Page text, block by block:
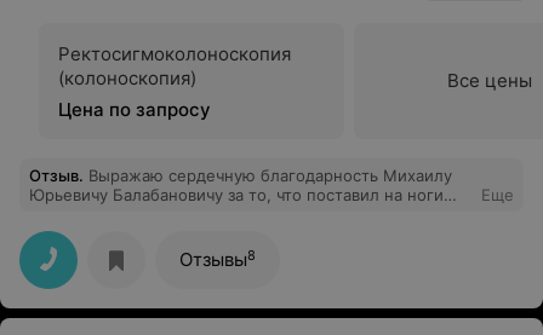
Ректосигмоколоноскопия
(колоноскопия)
Цена по запросу
Все цены
Отзыв. Выражаю сердечную благодарность Михаилу
Юрьевичу Балабановичу за то, что поставил на ноги
квалифицированной консультации на высоком
профессиональном уровне и последующего лечения,
мама в прежней активной форме. Михаил Юрьевич, Вы
продлеваете радость жизни людям. Пусть продлятся
годы жизни Ваших родителей!
Еще
Отзывы8